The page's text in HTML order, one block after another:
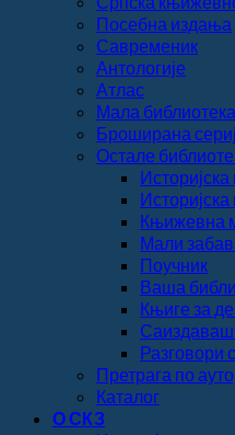
Посебна издања
Савременик
Антологије
Атлас
Мала библиотека
Броширана
Остале
Књижевна
Мали
Поучник
Ваша
Књиге за
Разговори
Претрага по
Каталог
О СКЗ